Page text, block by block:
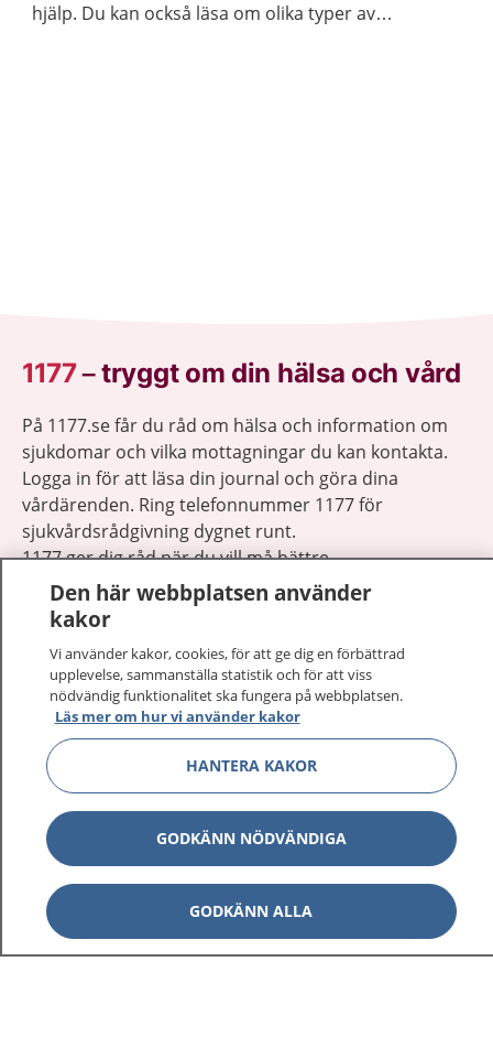
hjälp. Du kan också läsa om olika typer av
1177–tryggt om din hälsa och vård
På 1177.se får du råd om hälsa och information om
sjukdomar och vilka mottagningar du kan kontakta.
Logga in för att läsa din journal och göra dina
vårdärenden. Ring telefonnummer 1177 för
sjukvårdsrådgivning dygnet runt.
1177 ger dig råd när du vill må bättre.
1177 på flera språk
Om 1177 Visa
Kontakt Visa
Behandling av personuppgifter
Den här webbplatsen använder
kakor
Vi använder kakor, cookies, för att ge dig en förbättrad
upplevelse, sammanställa statistik och för att viss
nödvändig funktionalitet ska fungera på webbplatsen.
Läs mer om hur vi använder kakor
HANTERA KAKOR
GODKÄNN NÖDVÄNDIGA
GODKÄNN ALLA